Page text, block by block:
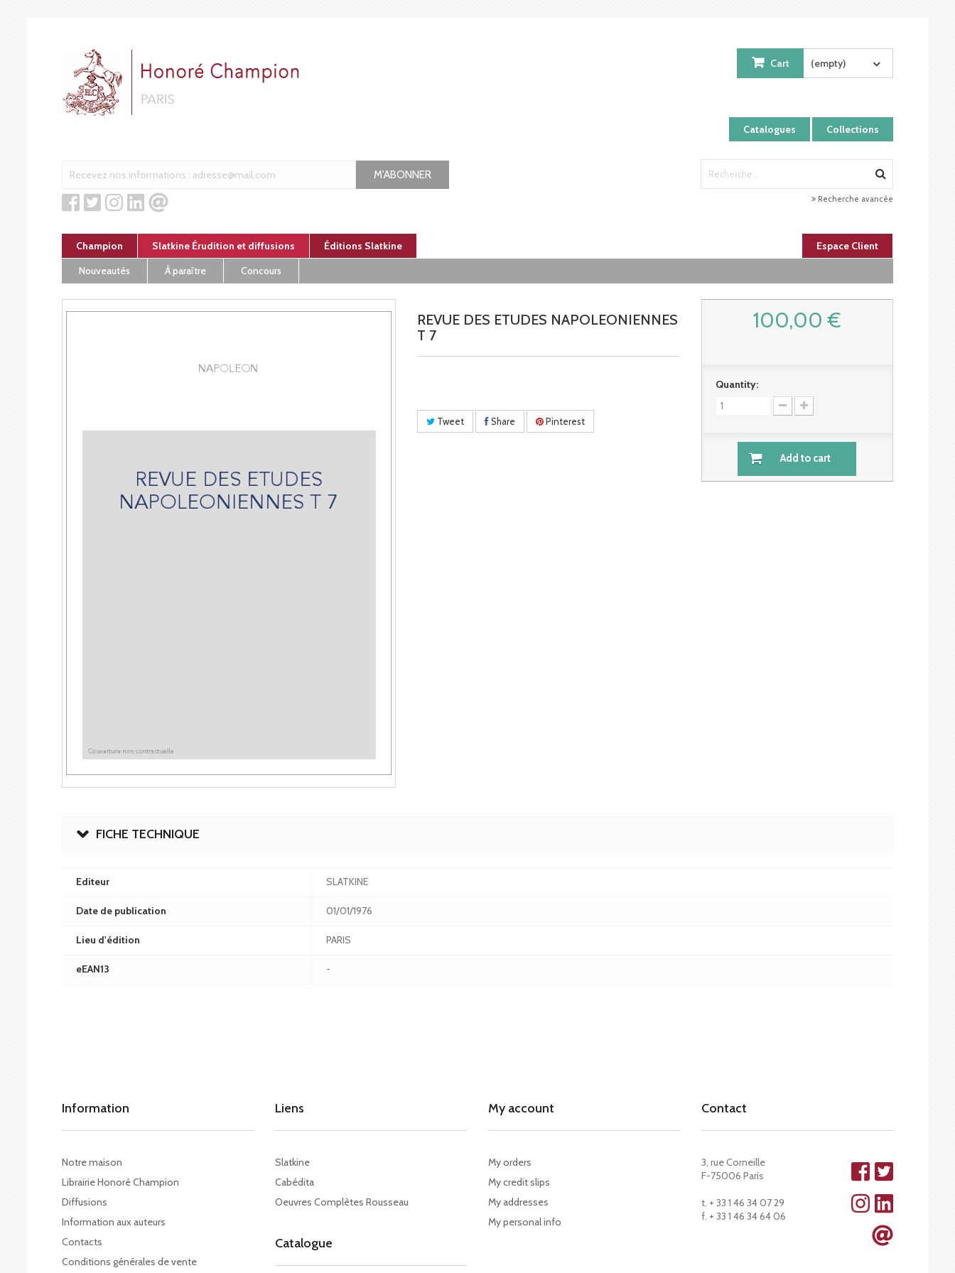
Catalogues Collections
Cart (empty)
M'ABONNER
Recherche avancée
Champion Slatkine Érudition et diffusions Éditions Slatkine
Espace Client
Nouveautés
À paraître Concours
REVUE DES ETUDES NAPOLEONIENNES
T 7
Tweet Share Pinterest
100,00 €
Quantity:
Add to cart
FICHE TECHNIQUE
Editeur SLATKINE
Date de publication 01/01/1976
Lieu d'édition PARIS
eEAN13 -
Information
Notre maison
Librairie Honoré Champion
Diffusions
Information aux auteurs
Contacts
Conditions générales de vente
Liens
Slatkine
Cabédita
Oeuvres Complètes Rousseau
Catalogue
My account
My orders
My credit slips
My addresses
My personal info
Contact
3, rue Corneille
F-75006 Paris
t. + 33 1 46 34 07 29
f. + 33 1 46 34 64 06